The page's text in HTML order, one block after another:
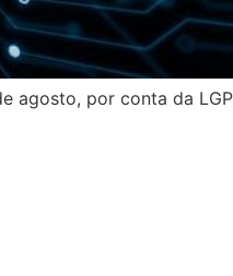
agosto, por conta da